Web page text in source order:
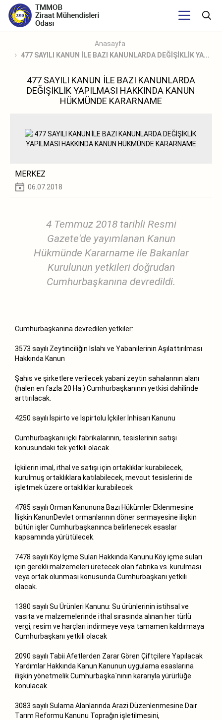
Anasayfa
477 SAYILI KANUN İLE BAZI KANUNLARDA DEĞİŞİKLİK YA...
477 SAYILI KANUN İLE BAZI KANUNLARDA
DEĞİŞİKLİK YAPILMASI HAKKINDA KANUN
HÜKMÜNDE KARARNAME
MERKEZ
06.07.2018
4 Temmuz 2018 tarihli Resmi
Gazete'de yayımlanan Kanun
Hükmünde Kararname ile Bakanlar
Kurulunun yetkileri doğrudan
Cumhurbaşkanına devredildi.
Cumhurbaşkanına devredilen yetkiler:
3573 sayılı Zeytinciliğin Islahı ve Yabanilerinin Aşılattırılması
Hakkında Kanun
Şahıs ve şirketlere verilecek yabani zeytin sahalarının alanı
(halen en fazla 20 Ha.) Cumhurbaşkanının yetkisi dahilinde
arttırılacak.
4250 sayılı İspirto ve İspirtolu İçkiler İnhisarı Kanunu
Cumhurbaşkanı içki fabrikalarının, tesislerinin satışı
konusundaki tek yetkili olacak.
İçkilerin imal, ithal ve satışı için ortaklıklar kurabilecek,
kurulmuş ortaklıklara katılabilecek, mevcut tesislerini de
işletmek üzere ortaklıklar kurabilecek
4785 sayılı Orman Kanununa Bazı Hükümler Eklenmesine
İlişkin KanunDevlet ormanlarının döner sermayesine ilişkin
bütün işler Cumhurbaşkanınca belirlenecek esaslar
kapsamında yürütülecek.
7478 sayılı Köy İçme Suları Hakkında Kanunu Köy içme suları
için gerekli malzemeleri üretecek olan fabrika vs. kurulması
veya ortak olunması konusunda Cumhurbaşkanı yetkili
olacak.
1380 sayılı Su Ürünleri Kanunu: Su ürünlerinin istihsal ve
vasıta ve malzemelerinde ithal sırasında alınan her türlü
vergi, resim ve harçları indirmeye veya tamamen kaldırmaya
Cumhurbaşkanı yetkili olacak
2090 sayılı Tabii Afetlerden Zarar Gören Çiftçilere Yapılacak
Yardımlar Hakkında Kanun Kanunun uygulama esaslarına
ilişkin yönetmelik Cumhurbaşka`nının kararıyla yürürlüğe
konulacak.
3083 sayılı Sulama Alanlarında Arazi Düzenlenmesine Dair
Tarım Reformu Kanunu Toprağın işletilmesini,